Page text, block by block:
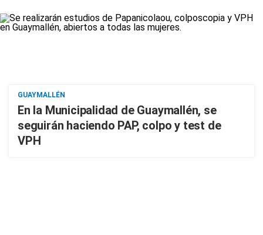
GUAYMALLÉN
En la Municipalidad de Guaymallén, se
seguirán haciendo PAP, colpo y test de
VPH